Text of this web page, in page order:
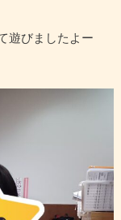
遊びましたよー